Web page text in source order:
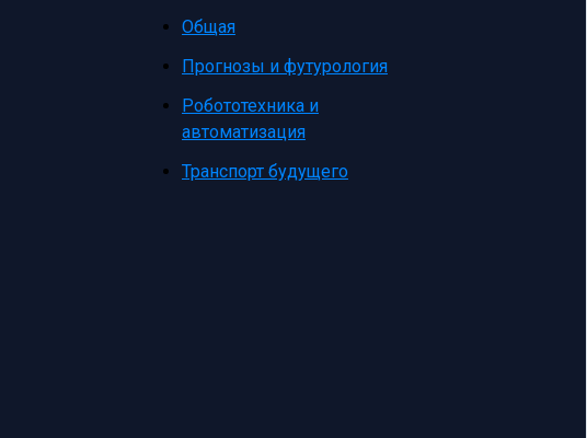
Общая
Прогнозы и футурология
Робототехника и
автоматизация
Транспорт будущего